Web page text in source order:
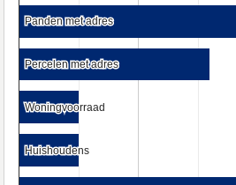
Panden met adres
Panden met adres
Percelen met adres
Percelen met adres
Woningvoorraad
Woningvoorraad
Huishoudens
Huishoudens